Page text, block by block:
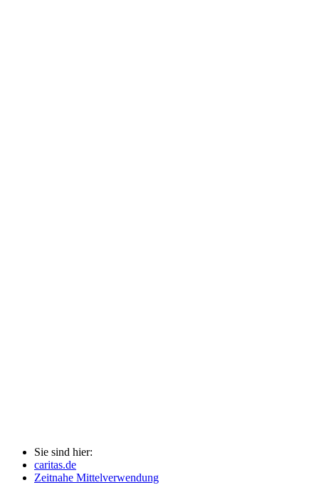
Sie sind hier:
caritas.de
Zeitnahe Mittelverwendung